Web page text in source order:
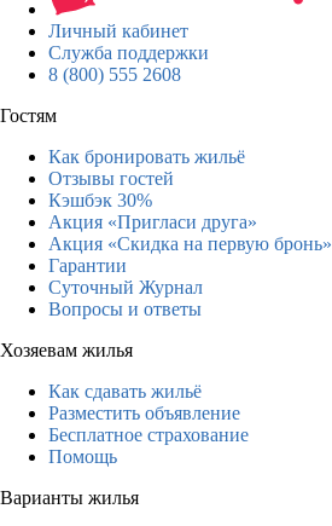
Личный кабинет
Служба поддержки
8 (800) 555 2608
Гостям
Как бронировать жильё
Отзывы гостей
Кэшбэк 30%
Акция «Пригласи друга»
Акция «Скидка на первую бронь»
Гарантии
Суточный Журнал
Вопросы и ответы
Хозяевам жилья
Как сдавать жильё
Разместить объявление
Бесплатное страхование
Помощь
Варианты жилья